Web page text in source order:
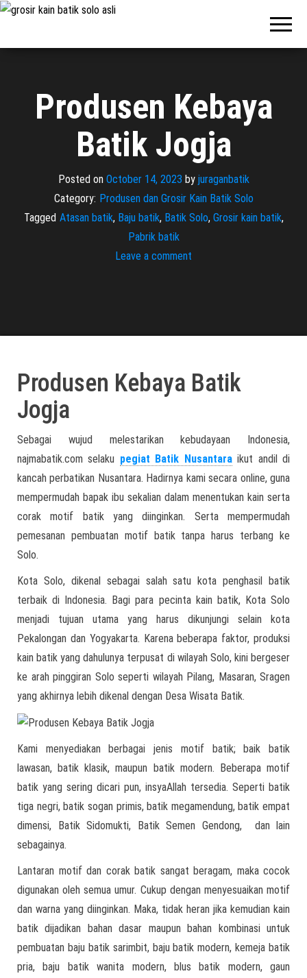
Jasa
Batik
Produsen Kebaya
Batik Jogja
Posted on October 14, 2023 by juraganbatik
Category: Produsen dan Grosir Kain Batik Solo
Tagged Atasan batik, Baju batik, Batik Solo, Grosir kain batik,
Pabrik batik
Leave a comment
Produsen Kebaya Batik
Jogja
Sebagai wujud melestarikan kebudayaan Indonesia,
najmabatik.com selaku pegiat Batik Nusantaraikut andil di
kancah perbatikan Nusantara. Hadirnya kami secara online, guna
mempermudah bapak ibu sekalian dalam menentukan kain serta
corak motif batik yang diinginkan. Serta mempermudah
pemesanan pembuatan motif batik tanpa harus terbang ke
Solo.
Kota Solo, dikenal sebagai salah satu kota penghasil batik
terbaik di Indonesia. Bagi para pecinta kain batik, Kota Solo
menjadi tujuan utama yang harus dikunjungi selain kota
Pekalongan dan Yogyakarta. Karena beberapa faktor, produksi
kain batik yang dahulunya terpusat di wilayah Solo, kini bergeser
ke arah pinggiran Solo seperti wilayah Pilang, Masaran, Sragen
yang akhirnya lebih dikenal dengan Desa Wisata Batik.
Kami menyediakan berbagai jenis motif batik; baik batik
lawasan, batik klasik, maupun batik modern. Beberapa motif
batik yang sering dicari pun, insyaAllah tersedia. Seperti batik
tiga negri, batik sogan primis, batik megamendung, batik empat
dimensi, Batik Sidomukti, Batik Semen Gendong, dan lain
sebagainya.
Lantaran motif dan corak batik sangat beragam, maka cocok
digunakan oleh semua umur. Cukup dengan menyesuaikan motif
dan warna yang diinginkan. Maka, tidak heran jika kemudian kain
batik dijadikan bahan dasar maupun bahan kombinasi untuk
pembuatan baju batik sarimbit, baju batik modern, kemeja batik
pria, baju batik wanita modern, blus batik modern, gaun